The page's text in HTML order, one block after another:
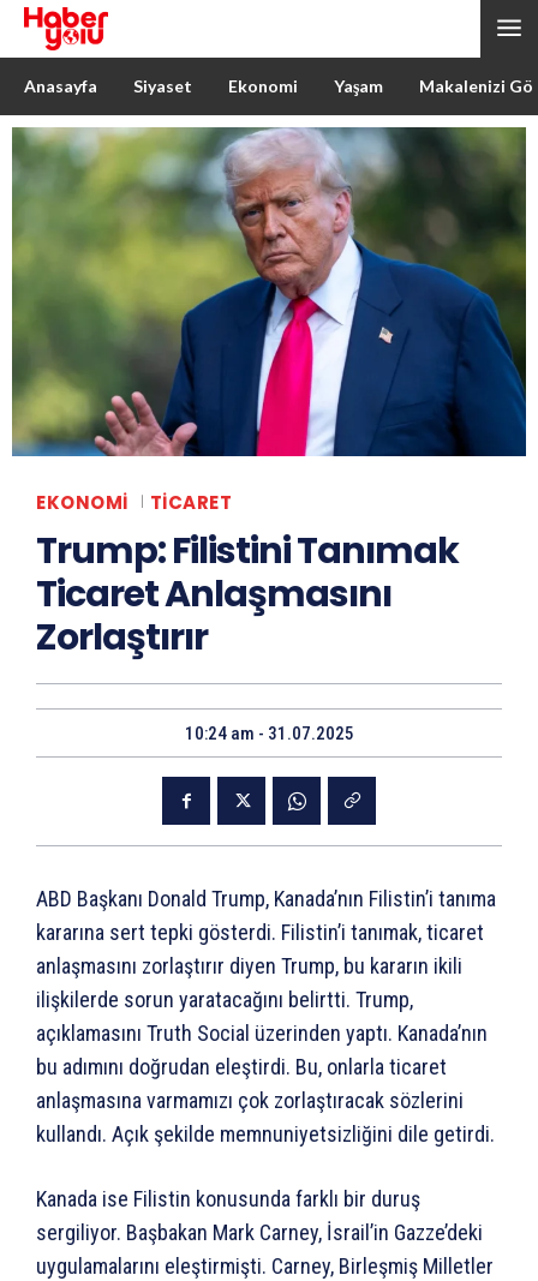
Anasayfa Siyaset Ekonomi Yaşam Makalenizi
EKONOMI TICARET
Trump: Filistini Tanımak
Ticaret Anlaşmasını
Zorlaştırır
10:24 am - 31.07.2025
ABD Başkanı Donald Trump, Kanada’nın Filistin’i tanıma
kararına sert tepki gösterdi. Filistin’i tanımak, ticaret
anlaşmasını zorlaştırır diyen Trump, bu kararın ikili
ilişkilerde sorun yaratacağını belirtti. Trump,
açıklamasını Truth Social üzerinden yaptı. Kanada’nın
bu adımını doğrudan eleştirdi. Bu, onlarla ticaret
anlaşmasına varmamızı çok zorlaştıracak sözlerini
kullandı. Açık şekilde memnuniyetsizliğini dile getirdi.
Kanada ise Filistin konusunda farklı bir duruş
sergiliyor. Başbakan Mark Carney, İsrail’in Gazze’deki
uygulamalarını eleştirmişti. Carney, Birleşmiş Milletler